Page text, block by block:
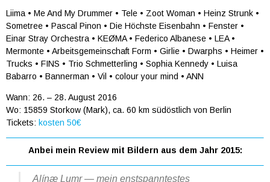
Liima • Me And My Drummer • Tele • Zoot Woman • Heinz Strunk •
Sometree • Pascal Pinon • Die Höchste Eisenbahn • Fenster •
Einar Stray Orchestra • KEØMA • Federico Albanese • LEA •
Mermonte • Arbeitsgemeinschaft Form • Girlie • Dwarphs • Heimer •
Trucks • FINS • Trio Schmetterling • Sophia Kennedy • Luisa
Babarro • Bannerman • Vil • colour your mind • ANN
Wann: 26. – 28. August 2016
Wo: 15859 Storkow (Mark), ca. 60 km südöstlich von Berlin
Tickets: kosten 50€
Anbei mein Review mit Bildern aus dem Jahr 2015:
Alínæ Lumr — mein enstspanntestes